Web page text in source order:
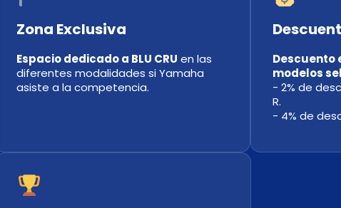
Zona Exclusiva
Espacio dedicado a BLU CRU en las
diferentes modalidades si Yamaha
asiste a la competencia.
Descuento
modelos
- 2% de
R.
- 4% de